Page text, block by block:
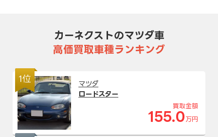
カーネクストのマツダ車
高価買取車種ランキング
1位
マツダ
ロードスター
買取金額
155.0 万円